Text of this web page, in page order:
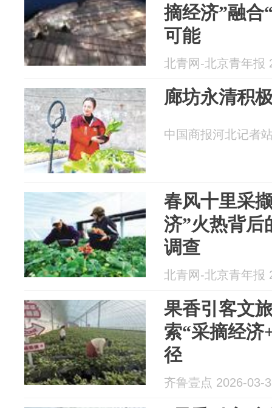
摘经济”融合
可能
北青网-北京青年报
廊坊永清积
中国商报河北记者
春风十里采
济”火热背后
调查
北青网-北京青年报
果香引客文
索“采摘经济
径
齐鲁壹点 2026-03-